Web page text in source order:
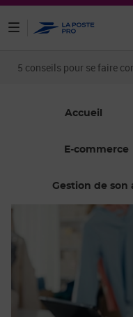
5 conseils pour se faire
Accueil
E-commerce
Gestion de son